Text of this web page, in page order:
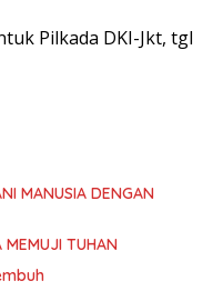
Pilkada DKI-Jkt, tgl
MANUSIA DENGAN
MEMUJI TUHAN